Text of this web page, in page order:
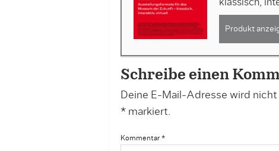
klassisch,
Produkt
Schreibe einen
Deine E-Mail-Adresse wird
*markiert.
Kommentar *